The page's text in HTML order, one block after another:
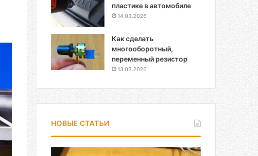
пластике в автомобиле
14.03.2026
Как сделать
многооборотный,
переменный резистор
13.03.2026
НОВЫЕ СТАТЬИ